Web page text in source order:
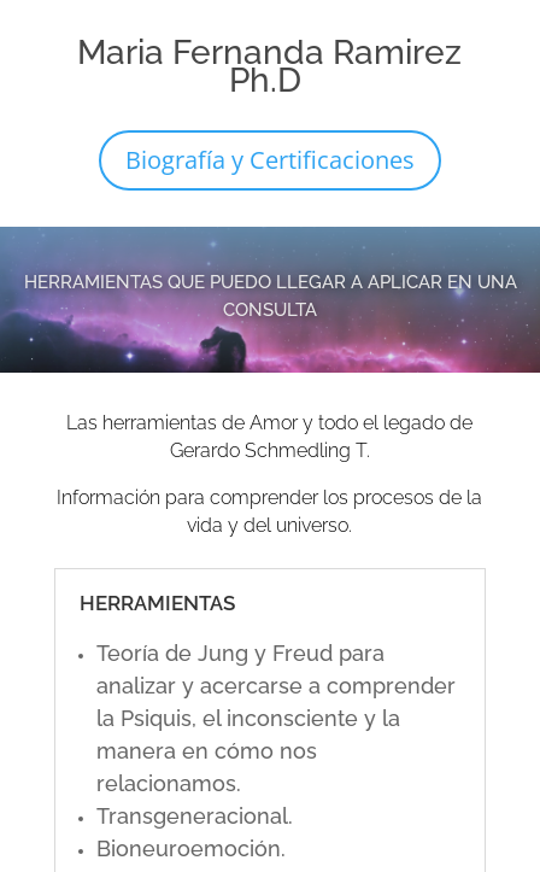
Maria Fernanda Ramirez
Ph.D
Biografía y Certificaciones
HERRAMIENTAS QUE PUEDO LLEGAR A APLICAR EN UNA
CONSULTA
Las herramientas de Amor y todo el legado de
Gerardo Schmedling T.
Información para comprender los procesos de la
vida y del universo.
HERRAMIENTAS
Teoría de Jung y Freud para
analizar y acercarse a comprender
la Psiquis, el inconsciente y la
manera en cómo nos
relacionamos.
Transgeneracional.
Bioneuroemoción.